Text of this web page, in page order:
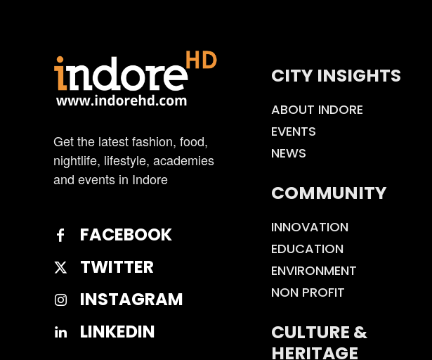
Get the latest fashion, food,
nightlife, lifestyle, academies
and events in Indore
FACEBOOK
TWITTER
INSTAGRAM
LINKEDIN
CITY INSIGHTS
ABOUT INDORE
EVENTS
NEWS
COMMUNITY
INNOVATION
EDUCATION
ENVIRONMENT
NON PROFIT
CULTURE &
HERITAGE